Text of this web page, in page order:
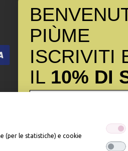
(per le statistiche) e cookie
PIÙME
ISCRIVITI
IL 10% DI
Iscrivendomi dichiaro di aver preso
dell’art. 13 del Reg UE 2016/679 e
promozionali. In qualsiasi momento è